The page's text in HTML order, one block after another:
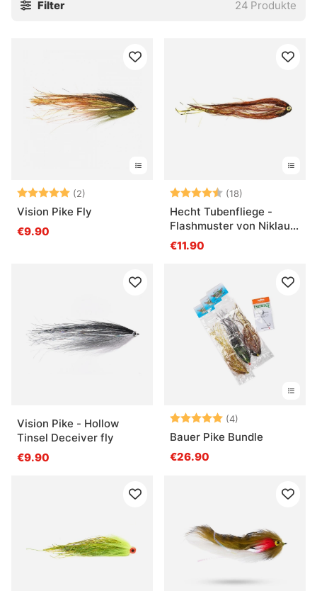
Filter 24 Produkte
Bewertung:(2)
5.0 von 5 Sternen
Vision Pike Fly
€9.90
Bewertung:(18)
Hecht Tubenfliege -
Flashmuster von Niklaus
Bauer
€11.90
Vision Pike - Hollow
Tinsel Deceiver fly
€9.90
Bewertung:(4)
Bauer Pike Bundle
€26.90